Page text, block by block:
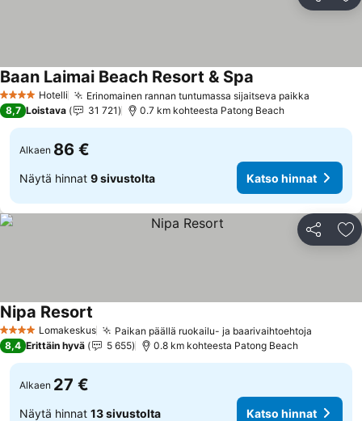
4 Tähtiluokitus
Hotelli Erinomainen rannan tuntumassa sijaitseva paikka
Baan Laimai Beach Resort & Spa
8,7 Loistava 31 721 0.7 km kohteesta Patong Beach
Alkaen 86 €
Näytä hinnat 9 sivustolta Katso hinnat
Jaa
4 TähtiluokitusLomakeskus Paikan päällä ruokailu- ja baarivaihtoehtoja
Nipa Resort
8,4 Erittäin hyvä 5 655 0.8 km kohteesta Patong Beach
Alkaen 27 €
Näytä hinnat 13 sivustolta Katso hinnat